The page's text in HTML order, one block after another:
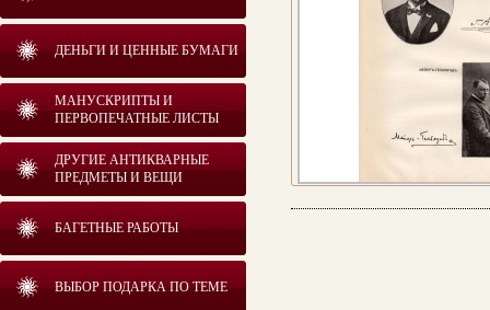
ДЕНЬГИ И ЦЕННЫЕ БУМАГИ
МАНУСКРИПТЫ И
ПЕРВОПЕЧАТНЫЕ ЛИСТЫ
ДРУГИЕ АНТИКВАРНЫЕ
ПРЕДМЕТЫ И ВЕЩИ
БАГЕТНЫЕ РАБОТЫ
ВЫБОР ПОДАРКА ПО ТЕМЕ